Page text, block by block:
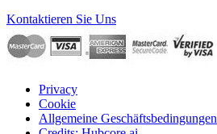
Kontaktieren Sie Uns
Privacy
Cookie
Allgemeine Geschäftsbedingungen